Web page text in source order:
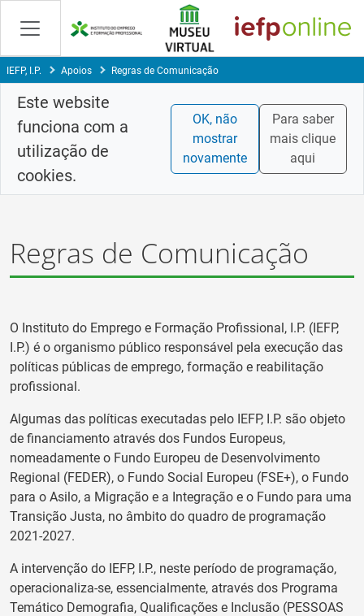
Saltar
para
conteúdo
principal
IEFP, I.P. Apoios Regras de Comunicação
Este website
funciona com a
utilização de
cookies.
OK, não
mostrar
novamente
Para saber
mais clique
aqui
Regras de Comunicação
O Instituto do Emprego e Formação Profissional, I.P. (IEFP,
I.P.) é o organismo público responsável pela execução das
políticas públicas de emprego, formação e reabilitação
profissional.
Algumas das políticas executadas pelo IEFP, I.P. são objeto
de financiamento através dos Fundos Europeus,
nomeadamente o Fundo Europeu de Desenvolvimento
Regional (FEDER), o Fundo Social Europeu (FSE+), o Fundo
para o Asilo, a Migração e a Integração e o Fundo para uma
Transição Justa, no âmbito do quadro de programação
2021-2027.
A intervenção do IEFP, I.P., neste período de programação,
operacionaliza-se, essencialmente, através dos Programa
Temático Demografia, Qualificações e Inclusão (PESSOAS